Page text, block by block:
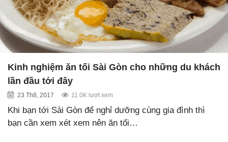
Kinh nghiệm ăn tối Sài Gòn cho những du khách
lần đầu tới đây
23 Th8, 2017 11.0K lượt xem
Khi bạn tới Sài Gòn để nghỉ dưỡng cùng gia đình thì
bạn cần xem xét xem nên ăn tối…